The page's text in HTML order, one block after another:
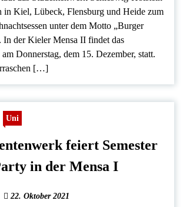
in Kiel, Lübeck, Flensburg und Heide zum
unter dem Motto „Burger
In der Kieler Mensa II findet das
am Donnerstag, dem 15. Dezember, statt.
[…]
Uni
feiert Semester
in der Mensa I
22. Oktober 2021